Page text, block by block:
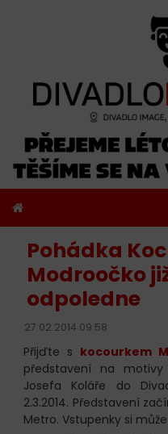
Pohádka
Modroočko
odpoledne
27.02.2014 09:58
Přijďte s kocourkem
představení na motivy
Josefa Koláře do
2.3.2014. Představení
Metro. Vstupenky si